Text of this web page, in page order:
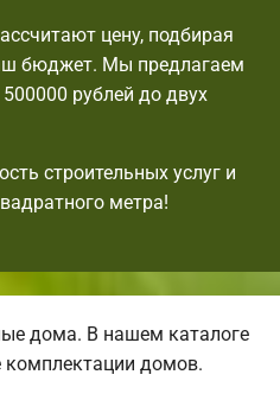
цену, подбирая
бюджет. Мы предлагаем
рублей до двух
строительных услуг и
метра!
дома. В нашем каталоге
комплектации домов.